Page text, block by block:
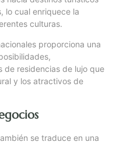
lo cual enriquece la
culturas.
proporciona una
de residencias de lujo que
y los atractivos de
se traduce en una